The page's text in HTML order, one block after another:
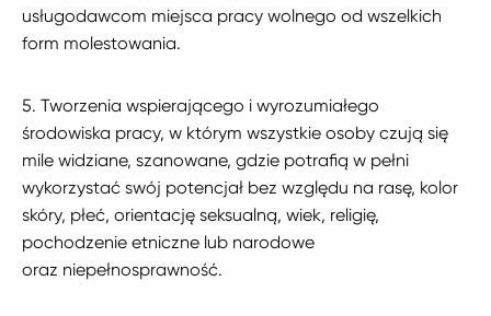
usługodawcom miejsca pracy wolnego od wszelkich
form molestowania.
5. Tworzenia wspierającego i wyrozumiałego
środowiska pracy, w którym wszystkie osoby czują się
mile widziane, szanowane, gdzie potrafią w pełni
wykorzystać swój potencjał bez względu na rasę, kolor
skóry, płeć, orientację seksualną, wiek, religię,
pochodzenie etniczne lub narodowe
oraz niepełnosprawność.